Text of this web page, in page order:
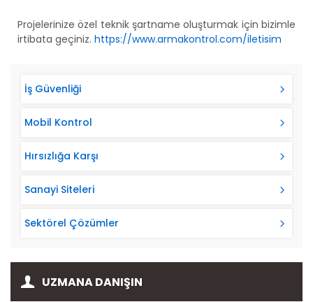
Projelerinize özel teknik şartname oluşturmak için bizimle
irtibata geçiniz. https://www.armakontrol.com/iletisim
İş Güvenliği
Mobil Kontrol
Hırsızlığa Karşı
Sanayi Siteleri
Sektörel Çözümler
UZMANA DANIŞIN